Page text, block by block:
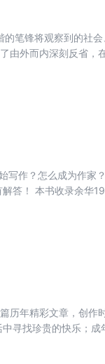
笔锋将观察到的社
由外而内深刻反省，
写作？怎么成为作家
答！ 本书收录余华
历年精彩文章，创作
寻找珍贵的快乐；成